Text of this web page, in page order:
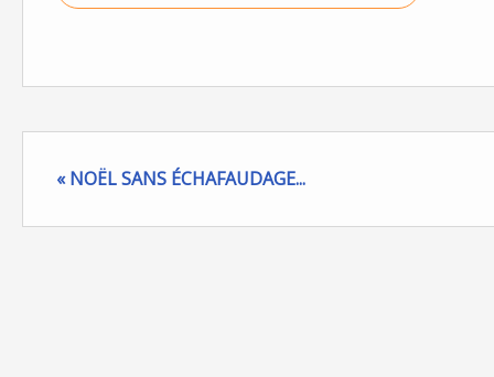
« NOËL SANS ÉCHAFAUDAGE...